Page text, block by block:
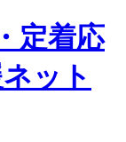
定着応
ット